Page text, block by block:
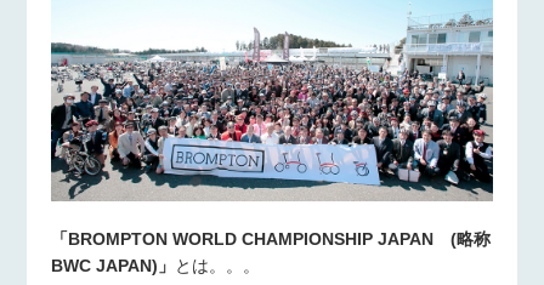
「BROMPTON WORLD CHAMPIONSHIP JAPAN (略称
BWC JAPAN)」 とは。。。